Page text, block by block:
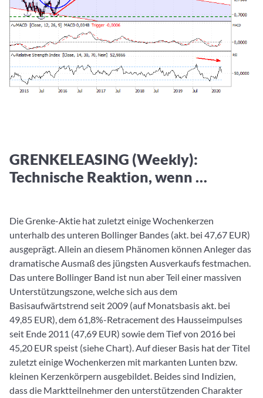
GRENKELEASING (Weekly):
Technische Reaktion, wenn …
Die Grenke-Aktie hat zuletzt einige Wochenkerzen
unterhalb des unteren Bollinger Bandes (akt. bei 47,67 EUR)
ausgeprägt. Allein an diesem Phänomen können Anleger das
dramatische Ausmaß des jüngsten Ausverkaufs festmachen.
Das untere Bollinger Band ist nun aber Teil einer massiven
Unterstützungszone, welche sich aus dem
Basisaufwärtstrend seit 2009 (auf Monatsbasis akt. bei
49,85 EUR), dem 61,8%-Retracement des Hausseimpulses
seit Ende 2011 (47,69 EUR) sowie dem Tief von 2016 bei
45,20 EUR speist (siehe Chart). Auf dieser Basis hat der Titel
zuletzt einige Wochenkerzen mit markanten Lunten bzw.
kleinen Kerzenkörpern ausgebildet. Beides sind Indizien,
dass die Marktteilnehmer den unterstützenden Charakter